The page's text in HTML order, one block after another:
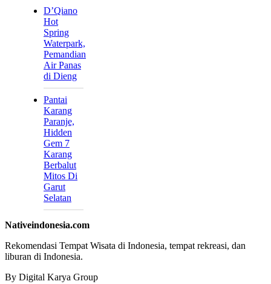
D’Qiano
Hot
Spring
Waterpark,
Pemandian
Air Panas
di Dieng
Pantai
Karang
Paranje,
Hidden
Gem 7
Karang
Berbalut
Mitos Di
Garut
Selatan
Nativeindonesia.com
Rekomendasi Tempat Wisata di Indonesia, tempat rekreasi, dan
liburan di Indonesia.
By Digital Karya Group